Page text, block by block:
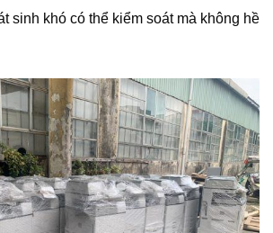
sinh khó có thể kiểm soát mà không hề